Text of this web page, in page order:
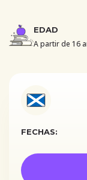
EDAD
A partir de 16
FECHAS: